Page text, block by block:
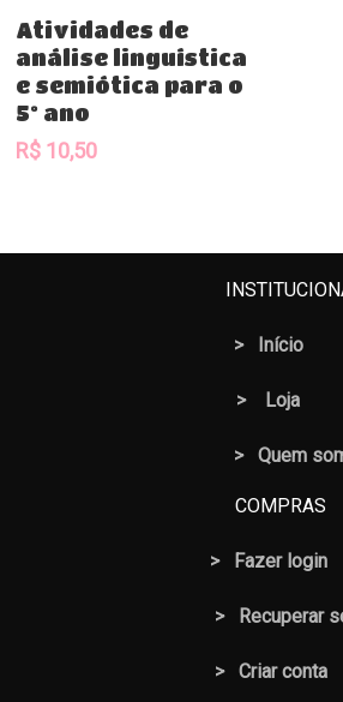
Comprar
Atividades de
análise linguística
e semiótica para o
5º ano
R$ 10,50
> Início
> Loja
> Quem
COMPRAS
> Fazer login
> Recuperar
> Criar conta